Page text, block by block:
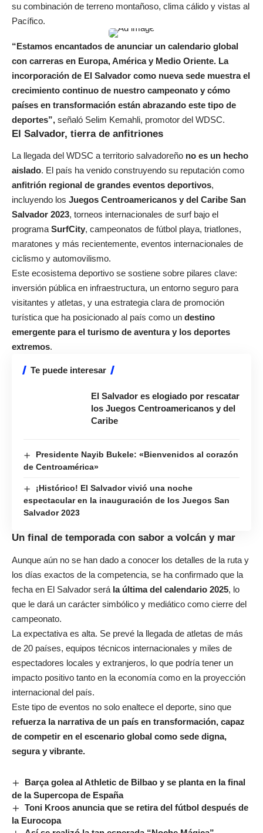
su combinación de terreno montañoso, clima cálido y vistas al
Pacífico.
“Estamos encantados de anunciar un calendario global
con carreras en Europa, América y Medio Oriente. La
incorporación de El Salvador como nueva sede muestra el
crecimiento continuo de nuestro campeonato y cómo
países en transformación están abrazando este tipo de
deportes”, señaló Selim Kemahli, promotor del WDSC.
El Salvador, tierra de anfitriones
La llegada del WDSC a territorio salvadoreño no es un hecho
aislado. El país ha venido construyendo su reputación como
anfitrión regional de grandes eventos deportivos,
incluyendo los Juegos Centroamericanos y del Caribe San
Salvador 2023, torneos internacionales de surf bajo el
programa SurfCity, campeonatos de fútbol playa, triatlones,
maratones y más recientemente, eventos internacionales de
ciclismo y automovilismo.
Este ecosistema deportivo se sostiene sobre pilares clave:
inversión pública en infraestructura, un entorno seguro para
visitantes y atletas, y una estrategia clara de promoción
turística que ha posicionado al país como un destino
emergente para el turismo de aventura y los deportes
extremos.
Te puede interesar
El Salvador es elogiado por rescatar
los Juegos Centroamericanos y del
Caribe
Presidente Nayib Bukele: «Bienvenidos al corazón
de Centroamérica»
¡Histórico! El Salvador vivió una noche
espectacular en la inauguración de los Juegos San
Salvador 2023
Un final de temporada con sabor a volcán y mar
Aunque aún no se han dado a conocer los detalles de la ruta y
los días exactos de la competencia, se ha confirmado que la
fecha en El Salvador será la última del calendario 2025, lo
que le dará un carácter simbólico y mediático como cierre del
campeonato.
La expectativa es alta. Se prevé la llegada de atletas de más
de 20 países, equipos técnicos internacionales y miles de
espectadores locales y extranjeros, lo que podría tener un
impacto positivo tanto en la economía como en la proyección
internacional del país.
Este tipo de eventos no solo enaltece el deporte, sino que
refuerza la narrativa de un país en transformación, capaz
de competir en el escenario global como sede digna,
segura y vibrante.
Barça golea al Athletic de Bilbao y se planta en la final
de la Supercopa de España
Toni Kroos anuncia que se retira del fútbol después de
la Eurocopa